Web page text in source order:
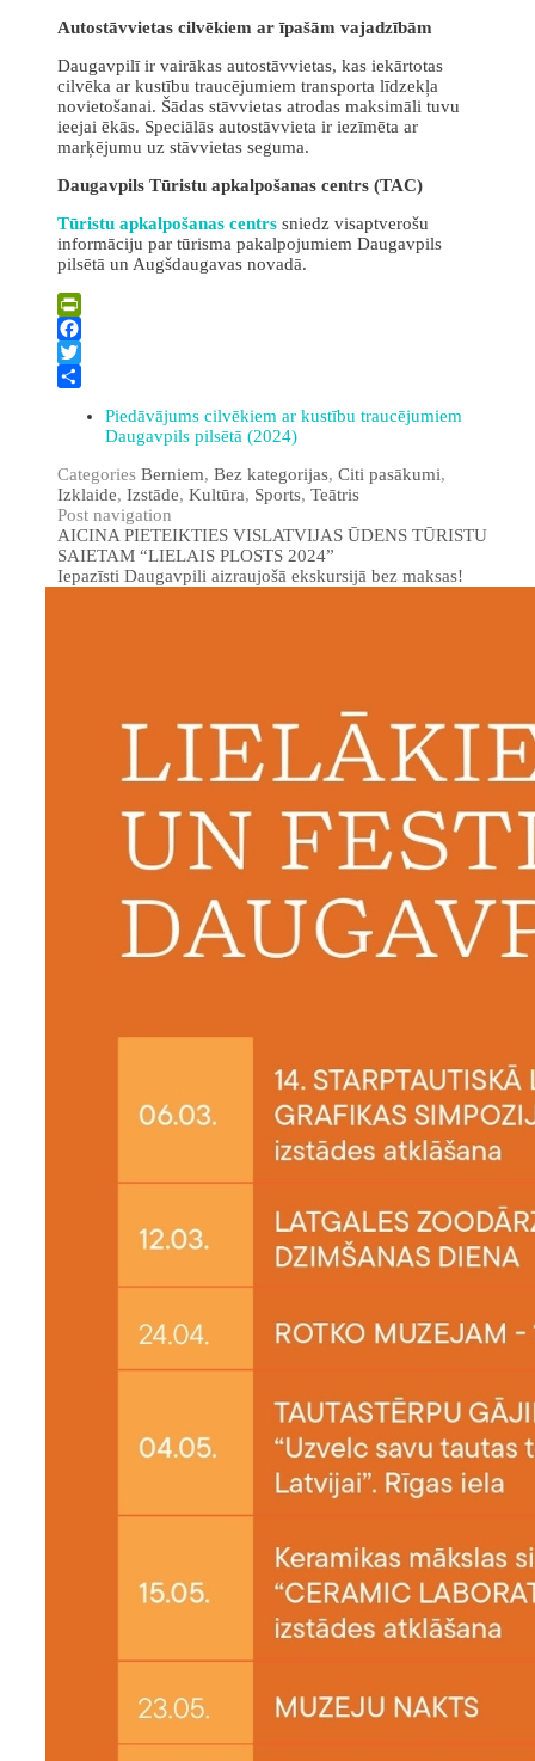
Autostāvvietas cilvēkiem ar īpašām vajadzībām
Daugavpilī ir vairākas autostāvvietas, kas iekārtotas
cilvēka ar kustību traucējumiem transporta līdzekļa
novietošanai. Šādas stāvvietas atrodas maksimāli tuvu
ieejai ēkās. Speciālās autostāvvieta ir iezīmēta ar
marķējumu uz stāvvietas seguma.
Daugavpils Tūristu apkalpošanas centrs (TAC)
Tūristu apkalpošanas centrs sniedz visaptverošu
informāciju par tūrisma pakalpojumiem Daugavpils
pilsētā un Augšdaugavas novadā.
PrintFriendly
Facebook
Twitter
Piedāvājums cilvēkiem ar kustību traucējumiem
Daugavpils pilsētā (2024)
Categories Berniem, Bez kategorijas, Citi pasākumi,
Izklaide, Izstāde, Kultūra, Sports, Teātris
Post navigation
AICINA PIETEIKTIES VISLATVIJAS ŪDENS TŪRISTU
SAIETAM “LIELAIS PLOSTS 2024”
Iepazīsti Daugavpili aizraujošā ekskursijā bez maksas!